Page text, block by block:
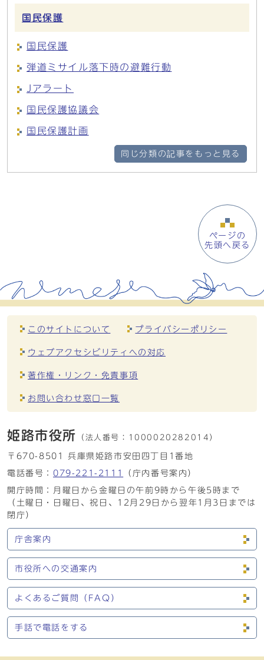
国民保護
国民保護
弾道ミサイル落下時の避難行動
Jアラート
国民保護協議会
国民保護計画
同じ分類の記事をもっと見る
ページの
先頭へ戻る
このサイトについて プライバシーポリシー
ウェブアクセシビリティへの対応
著作権・リンク・免責事項
お問い合わせ窓口一覧
姫路市役所 （法人番号： 1000020282014）
〒670-8501 兵庫県姫路市安田四丁目1番地
電話番号： 079-221-2111
（庁内番号案内）
開庁時間：月曜日から金曜日の午前9時から午後5時まで
（土曜日・日曜日、祝日、12月29日から翌年1月3日までは
閉庁）
庁舎案内
市役所への交通案内
よくあるご質問（FAQ）
手話で電話をする